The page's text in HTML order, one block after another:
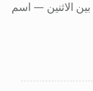
الاثنين — اسم